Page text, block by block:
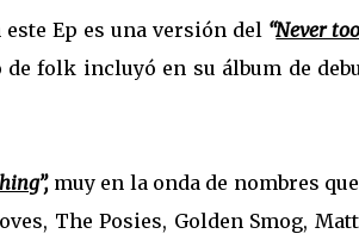
Ep es una versión del “Never
folk incluyó en su álbum de
”,muy en la onda de nombres
The Posies, Golden Smog,